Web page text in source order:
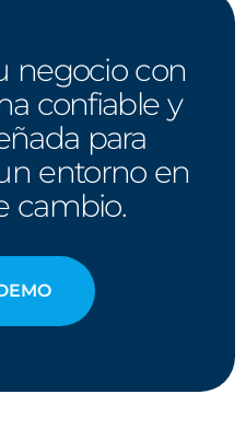
negocio con
confiable y
para
entorno en
cambio.